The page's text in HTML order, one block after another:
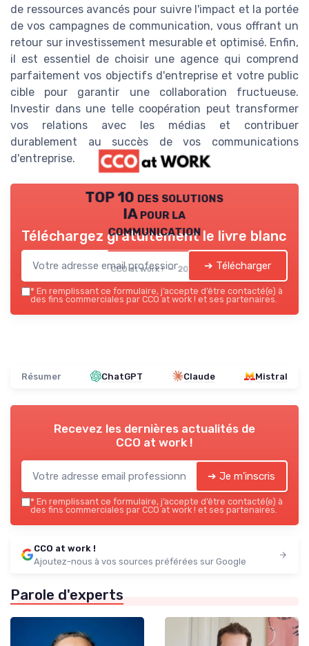
de ressources avancés pour suivre l'impact et la portée
de vos campagnes de communication, vous offrant un
retour sur investissement mesurable et optimisé. Enfin,
il est essentiel de choisir une agence qui comprend
parfaitement vos objectifs d'entreprise et votre public
cible pour garantir une collaboration fructueuse.
Investir dans une telle coopération peut transformer
vos relations avec les médias et contribuer
durablement au succès de vos communications
d'entreprise.
TOP 10 des solutions
IA pour la
communication
CCO at work ! — 2026
Téléchargez gratuitement le livre blanc
➔ Télécharger
* En remplissant ce formulaire, j’accepte d’être contacté(e) à
des fins commerciales par CCO at work ! et ses partenaires.
Résumer ChatGPT Claude Mistral
Recevez les dernières actualités de
CCO at work !
➔ Je m'inscris
* En remplissant ce formulaire, j’accepte d’être contacté(e) à
des fins commerciales par CCO at work ! et ses partenaires.
CCO at work !
Ajoutez-nous à vos sources préférées sur Google
Parole d'experts